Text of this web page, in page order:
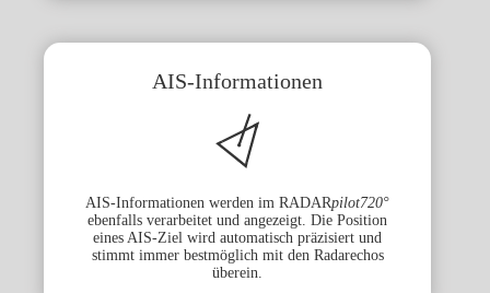
AIS-Informationen
AIS-Informationen werden im RADARpilot720°
ebenfalls verarbeitet und angezeigt. Die Position
eines AIS-Ziel wird automatisch präzisiert und
stimmt immer bestmöglich mit den Radarechos
überein.